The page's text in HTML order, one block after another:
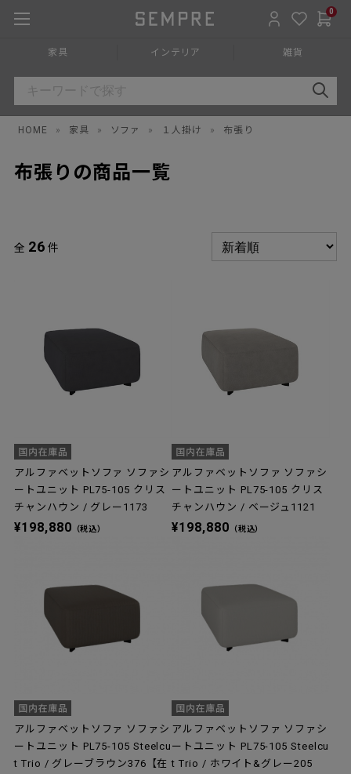
0
家具 インテリア 雑貨
HOME » 家具 » ソファ » １人掛け » 布張り
布張りの商品一覧
全 26 件
アルファベットソファ ソファシ
ートユニット PL75-105 クリス
チャンハウン / グレー1173
¥198,880 （税込）
アルファベットソファ ソファシ
ートユニット PL75-105 クリス
チャンハウン / ベージュ1121
¥198,880 （税込）
アルファベットソファ ソファシ
ートユニット PL75-105 Steelcu
t Trio / グレーブラウン376【在
アルファベットソファ ソファシ
ートユニット PL75-105 Steelcu
t Trio / ホワイト&グレー205